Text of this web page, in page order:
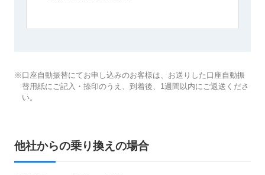
※口座自動振替にてお申し込みのお客様は、お送りした口座自動振
替用紙にご記入・捺印のうえ、到着後、1週間以内にご返送くださ
い。
他社からの乗り換えの場合